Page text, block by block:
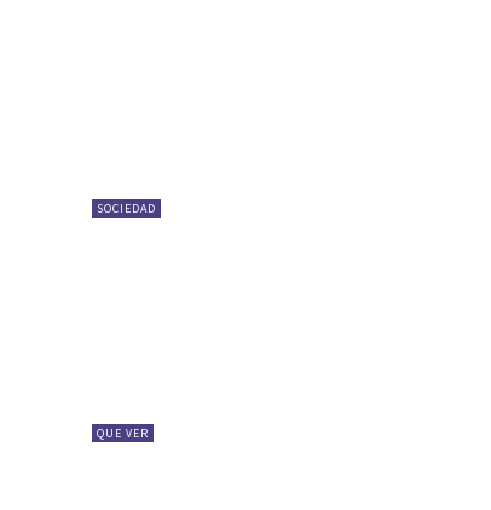
SOCIEDAD
QUE VER